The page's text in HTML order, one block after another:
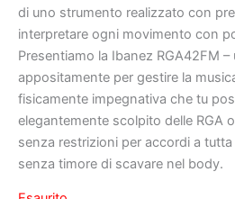
di uno strumento realizzato con
interpretare ogni movimento con
Presentiamo la Ibanez RGA42FM
appositamente per gestire la
fisicamente impegnativa che tu
elegantemente scolpito delle RGA
senza restrizioni per accordi a
senza timore di scavare nel body.